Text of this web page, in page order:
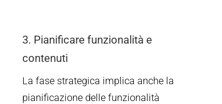
3. Pianificare funzionalità e
contenuti
La fase strategica implica anche la
pianificazione delle funzionalità